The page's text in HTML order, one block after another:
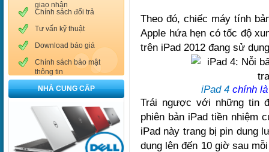
giao nhận
Chính sách đổi trả
Tư vấn kỹ thuật
Download báo giá
Chính sách bảo mật
thông tin
NHÀ CUNG CẤP
Theo đó, chiếc máy tính
Apple hứa hẹn có tốc độ
trên iPad 2012 đang sử
iPad 4 chính
Trái ngược với những tin
phiên bản iPad tiền nhiệm
iPad này trang bị pin dung
dụng lên đến 10 giờ sau